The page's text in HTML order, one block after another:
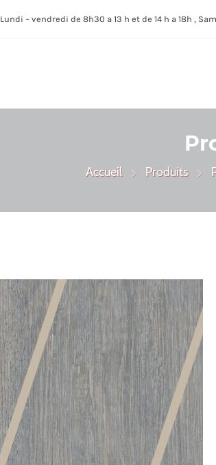
Lundi – vendredi de 8h30 a 13 h et de 14 h a 18h ,
Accueil Produits